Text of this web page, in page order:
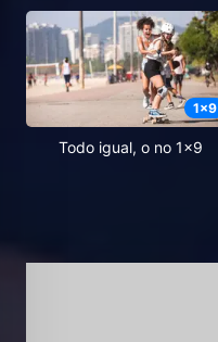
1x9
Todo igual, o no 1x9